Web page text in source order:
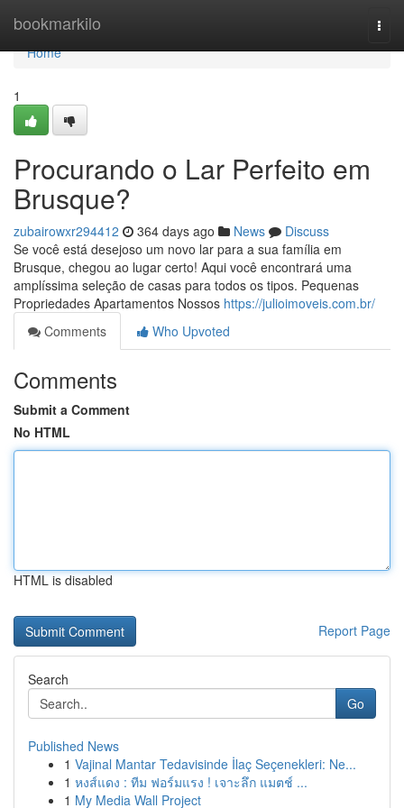
bookmarkilo
Home
Home
1
Procurando o Lar Perfeito em
Brusque?
zubairowxr294412 364 days ago News
Discuss
Se você está desejoso um novo lar para a sua família em
Brusque, chegou ao lugar certo! Aqui você encontrará uma
amplíssima seleção de casas para todos os tipos. Pequenas
Propriedades Apartamentos Nossos https://julioimoveis.com.br/
Comments
Who Upvoted
Comments
Submit a Comment
No HTML
HTML is disabled
Report Page
Search
Go
Published News
1 Vajinal Mantar Tedavisinde İlaç Seçenekleri: Ne...
1 หงส์แดง : ทีม ฟอร์มแรง ! เจาะลึก แมตช์ ...
1 My Media Wall Project